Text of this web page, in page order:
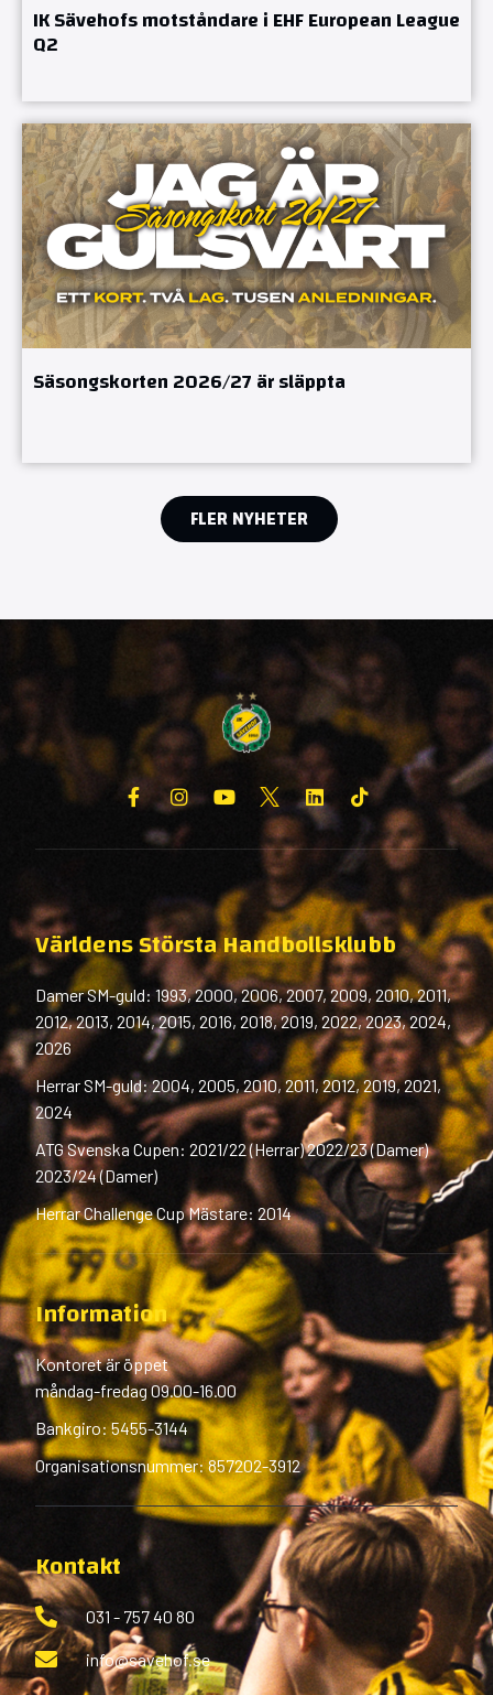
IK Sävehofs motståndare i EHF European League
Q2
Säsongskorten 2026/27 är släppta
FLER NYHETER
Världens Största Handbollsklubb
Damer SM-guld: 1993, 2000, 2006, 2007, 2009, 2010, 2011,
2012, 2013, 2014, 2015, 2016, 2018, 2019, 2022, 2023, 2024,
2026
Herrar SM-guld: 2004, 2005, 2010, 2011, 2012, 2019, 2021,
2024
ATG Svenska Cupen: 2021/22 (Herrar) 2022/23 (Damer)
2023/24 (Damer)
Herrar Challenge Cup Mästare: 2014
Information
Kontoret är öppet
måndag-fredag 09.00-16.00
Bankgiro: 5455-3144
Organisationsnummer: 857202-3912
Kontakt
031 - 757 40 80
info@savehof.se